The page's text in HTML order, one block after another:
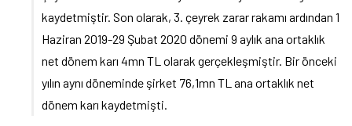
kaydetmiştir. Son olarak, 3. çeyrek zarar rakamı ardından 1
Haziran 2019-29 Şubat 2020 dönemi 9 aylık ana ortaklık
net dönem karı 4mn TL olarak gerçekleşmiştir. Bir önceki
yılın aynı döneminde şirket 76,1mn TL ana ortaklık net
dönem karı kaydetmişti.